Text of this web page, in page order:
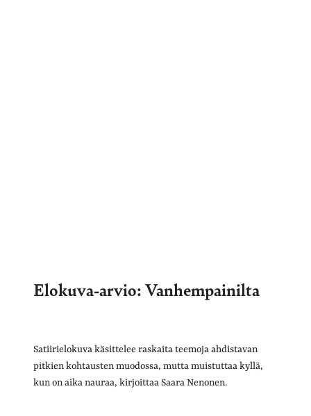
Elokuva-arvio: Vanhempainilta
Satiirielokuva käsittelee raskaita teemoja ahdistavan
pitkien kohtausten muodossa, mutta muistuttaa kyllä,
kun on aika nauraa, kirjoittaa Saara Nenonen.